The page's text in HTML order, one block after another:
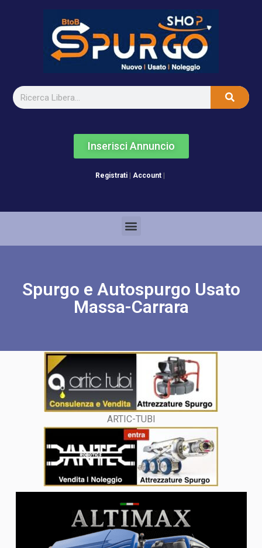
Inserisci Annuncio
Registrati Account
Spurgo e Autospurgo Usato
Massa-Carrara
ARTIC-TUBI